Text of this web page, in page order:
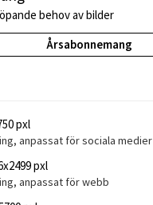
behov av bilder
Årsabonnemang
pxl
anpassat för sociala medier
pxl
anpassat för webb